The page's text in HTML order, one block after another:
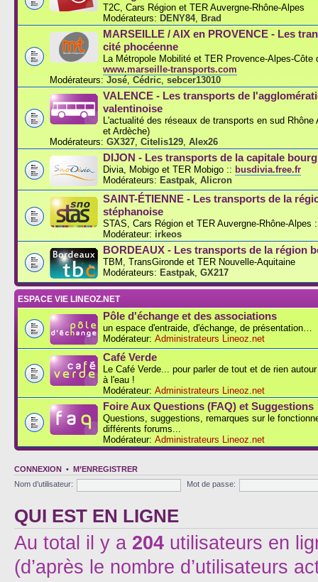
T2C, Cars Région et TER Auvergne-Rhône-Alpes
Modérateurs: DENY84, Brad
MARSEILLE / AIX en PROVENCE - Les
cité phocéenne
La Métropole Mobilité et TER Provence-Alpes-Côte
www.marseille-transports.com
Modérateurs: José Cédric sebcer13010
VALENCE - Les transports de
valentinoise
L'actualité des réseaux de transports en sud Rhône
et Ardèche)
Modérateurs: GX327 Citelis129 Alex26
DIJON - Les transports de la capitale
Divia, Mobigo et TER Mobigo :: busdivia.free.fr
Modérateurs: Eastpak Alicron
SAINT-ÉTIENNE - Les transports de la
stéphanoise
STAS, Cars Région et TER Auvergne-Rhône-Alpes
Modérateur: irkeos
BORDEAUX - Les transports de la région
TBM, TransGironde et TER Nouvelle-Aquitaine
Modérateurs: Eastpak GX217
ESPACE VIE LINEOZ.NET
Pôle d'échange et des associations
un espace d'entraide, d'échange, de présentation…
Modérateur: Administrateurs Lineoz.net
Café Verde
Le Café Verde... pour parler de tout et de rien
à l'eau !
Modérateur: Administrateurs Lineoz.net
Foire Aux Questions (FAQ) et Suggestions
Questions, suggestions, remarques sur le
différents forums...
Modérateur: Administrateurs Lineoz.net
CONNEXION • M’ENREGISTRER
Nom d’utilisateur:
Mot de passe:
QUI EST EN LIGNE
Au total il y a 204 utilisateurs en
(d’après le nombre d’utilisateurs